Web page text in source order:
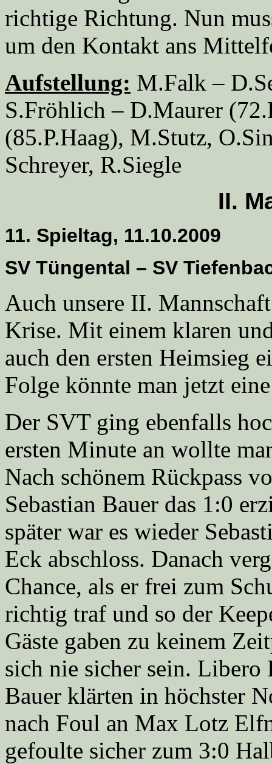
richtige Richtung. Nun
um den Kontakt ans
Aufstellung: M.Falk –
S.Fröhlich – D.Maurer
(85.P.Haag), M.Stutz,
Schreyer, R.Siegle
II.
11. Spieltag, 11.10.2009
SV Tüngental – SV
Auch unsere II.
Krise. Mit einem klaren
auch den ersten Heimsieg
Folge könnte man jetzt
Der SVT ging ebenfalls
ersten Minute an wollte
Nach schönem Rückpass
Sebastian Bauer das 1:0
später war es wieder
Eck abschloss. Danach
Chance, als er frei zum
richtig traf und so der
Gäste gaben zu keinem
sich nie sicher sein. Libero
Bauer klärten in höchster
nach Foul an Max Lotz
gefoulte sicher zum 3:0